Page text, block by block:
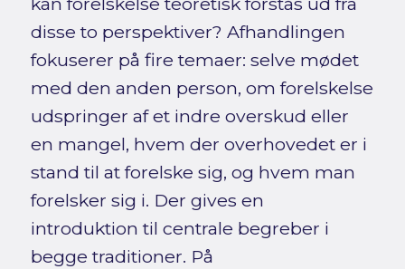
disse to perspektiver? Afhandlingen
fokuserer på fire temaer: selve mødet
med den anden person, om forelskelse
udspringer af et indre overskud eller
en mangel, hvem der overhovedet er i
stand til at forelske sig, og hvem man
forelsker sig i. Der gives en
introduktion til centrale begreber i
begge traditioner. På